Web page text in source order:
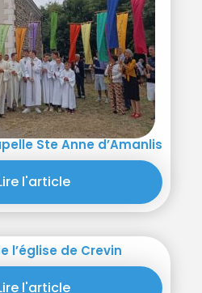
Ste Anne d’Amanlis
l'article
l’église de Crevin
l'article